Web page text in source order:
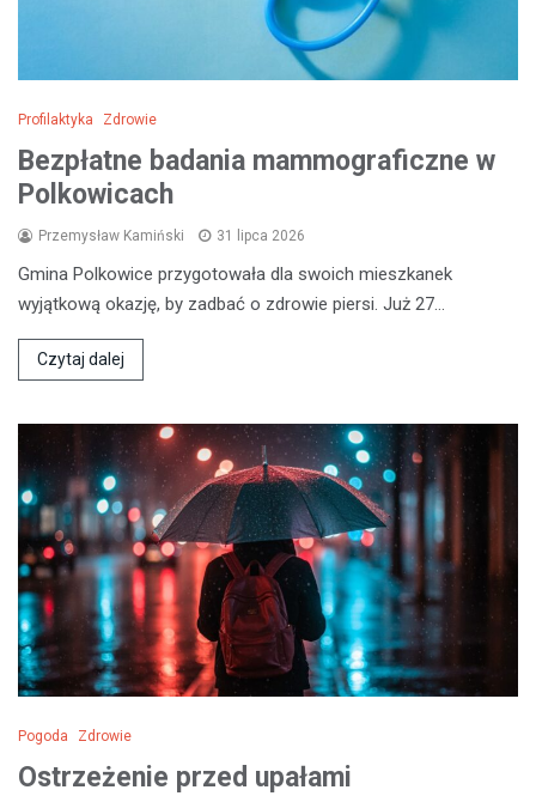
Profilaktyka Zdrowie
Bezpłatne badania mammograficzne w
Polkowicach
Przemysław Kamiński 31 lipca 2026
Gmina Polkowice przygotowała dla swoich mieszkanek
wyjątkową okazję, by zadbać o zdrowie piersi. Już 27…
Czytaj dalej
Pogoda Zdrowie
Ostrzeżenie przed upałami